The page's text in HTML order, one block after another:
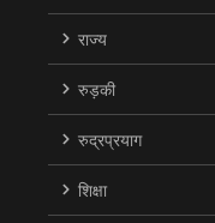
राज्य
रुड़की
रुद्रप्रयाग
शिक्षा